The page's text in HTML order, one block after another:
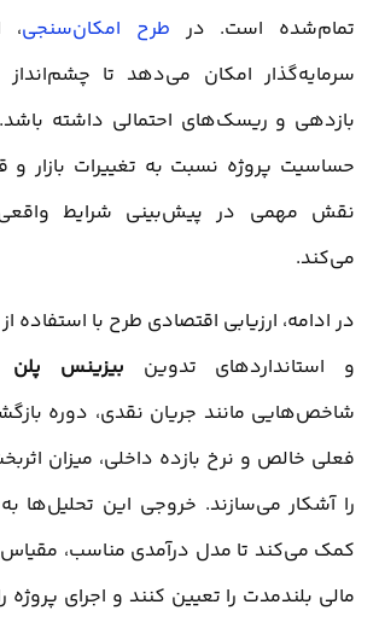
تمام‌شده است. در طرح امکان‌سنجی،
سرمایه‌گذار امکان می‌دهد تا چشم‌انداز
بازدهی و ریسک‌های احتمالی داشته
حساسیت پروژه نسبت به تغییرات بازار و
نقش مهمی در پیش‌بینی شرایط واقعی
می‌کند.
در ادامه، ارزیابی اقتصادی طرح با
و استانداردهای تدوین بیزینس پلن
شاخص‌هایی مانند جریان نقدی، دوره
فعلی خالص و نرخ بازده داخلی، میزان
را آشکار می‌سازند. خروجی این تحلیل‌ها
کمک می‌کند تا مدل درآمدی مناسب، مقیاس
مالی بلندمدت را تعیین کنند و اجرای